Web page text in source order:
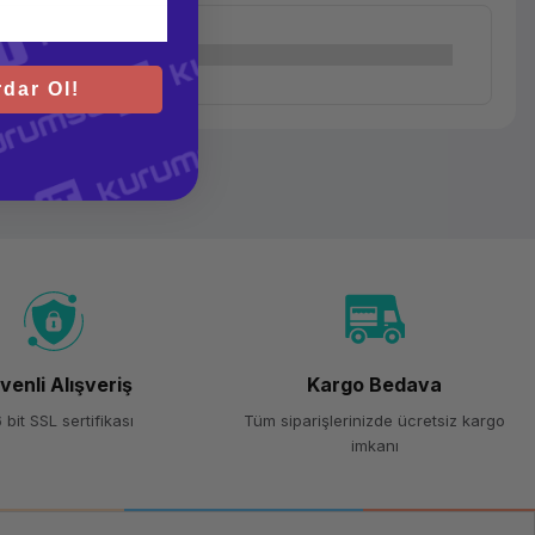
Alışveriş
bit SSL sertifikası
Kargo Bedava
Tüm siparişlerinizde ücretsiz kargo
imkanı
Ol!